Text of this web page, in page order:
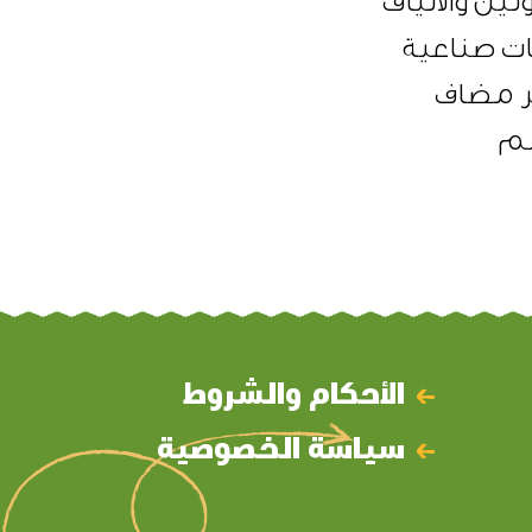
صناعية
مضاف
الأحكام والشروط
سياسة الخصوصية